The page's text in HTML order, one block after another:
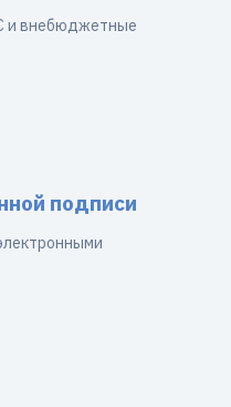
и внебюджетные
подписи